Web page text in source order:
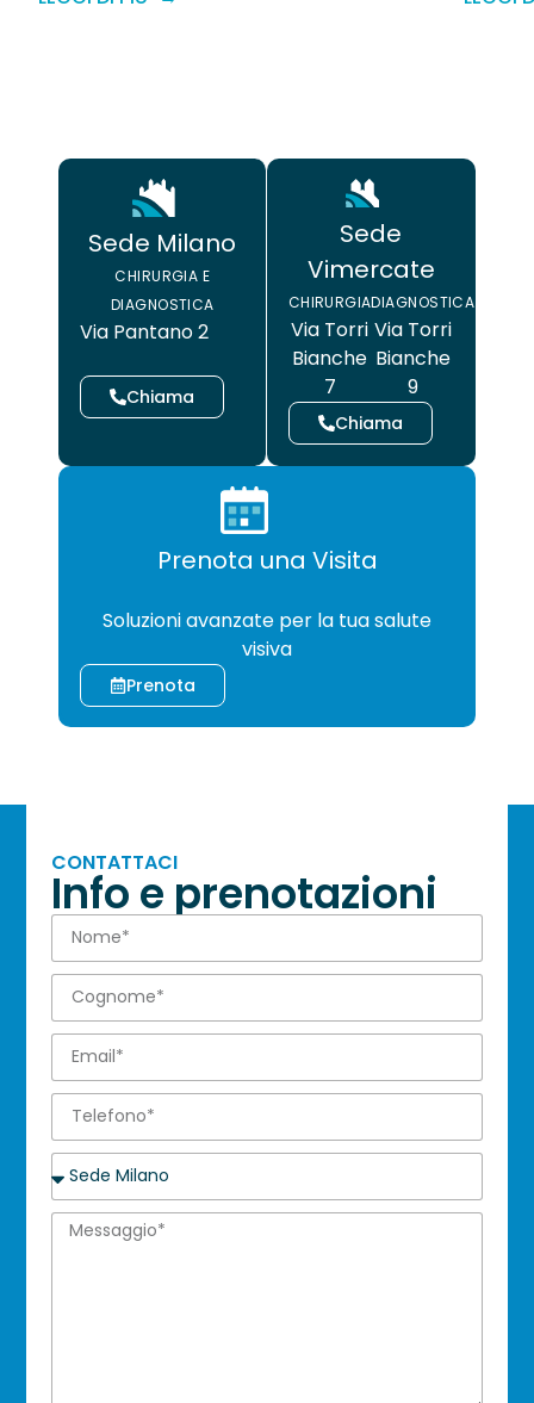
Sede Milano
CHIRURGIA E
DIAGNOSTICA
Via Pantano 2
Chiama
Sede
Vimercate
CHIRURGIA
Via Torri
Bianche
7
DIAGNOSTICA
Via Torri
Bianche
9
Chiama
Prenota una Visita
Soluzioni avanzate per la tua salute
visiva
Prenota
CONTATTACI
Info e prenotazioni